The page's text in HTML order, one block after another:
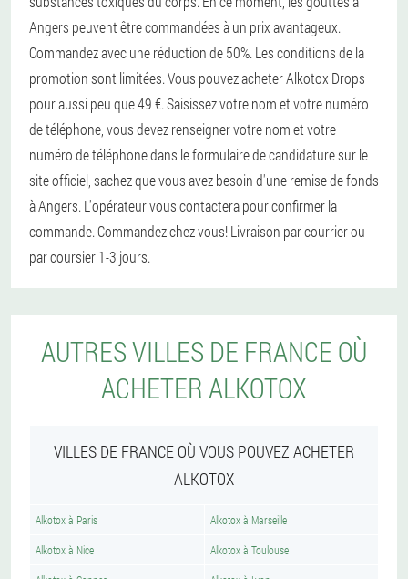
Angers peuvent être commandées à un prix avantageux.
Commandez avec une réduction de 50%. Les conditions de la
promotion sont limitées. Vous pouvez acheter Alkotox Drops
pour aussi peu que 49 €. Saisissez votre nom et votre numéro
de téléphone, vous devez renseigner votre nom et votre
numéro de téléphone dans le formulaire de candidature sur le
site officiel, sachez que vous avez besoin d'une remise de fonds
à Angers. L'opérateur vous contactera pour confirmer la
commande. Commandez chez vous! Livraison par courrier ou
par coursier 1-3 jours.
AUTRES VILLES DE FRANCE OÙ
ACHETER ALKOTOX
VILLES DE FRANCE OÙ VOUS POUVEZ ACHETER
ALKOTOX
Alkotox à Paris Alkotox à Marseille
Alkotox à Nice Alkotox à Toulouse